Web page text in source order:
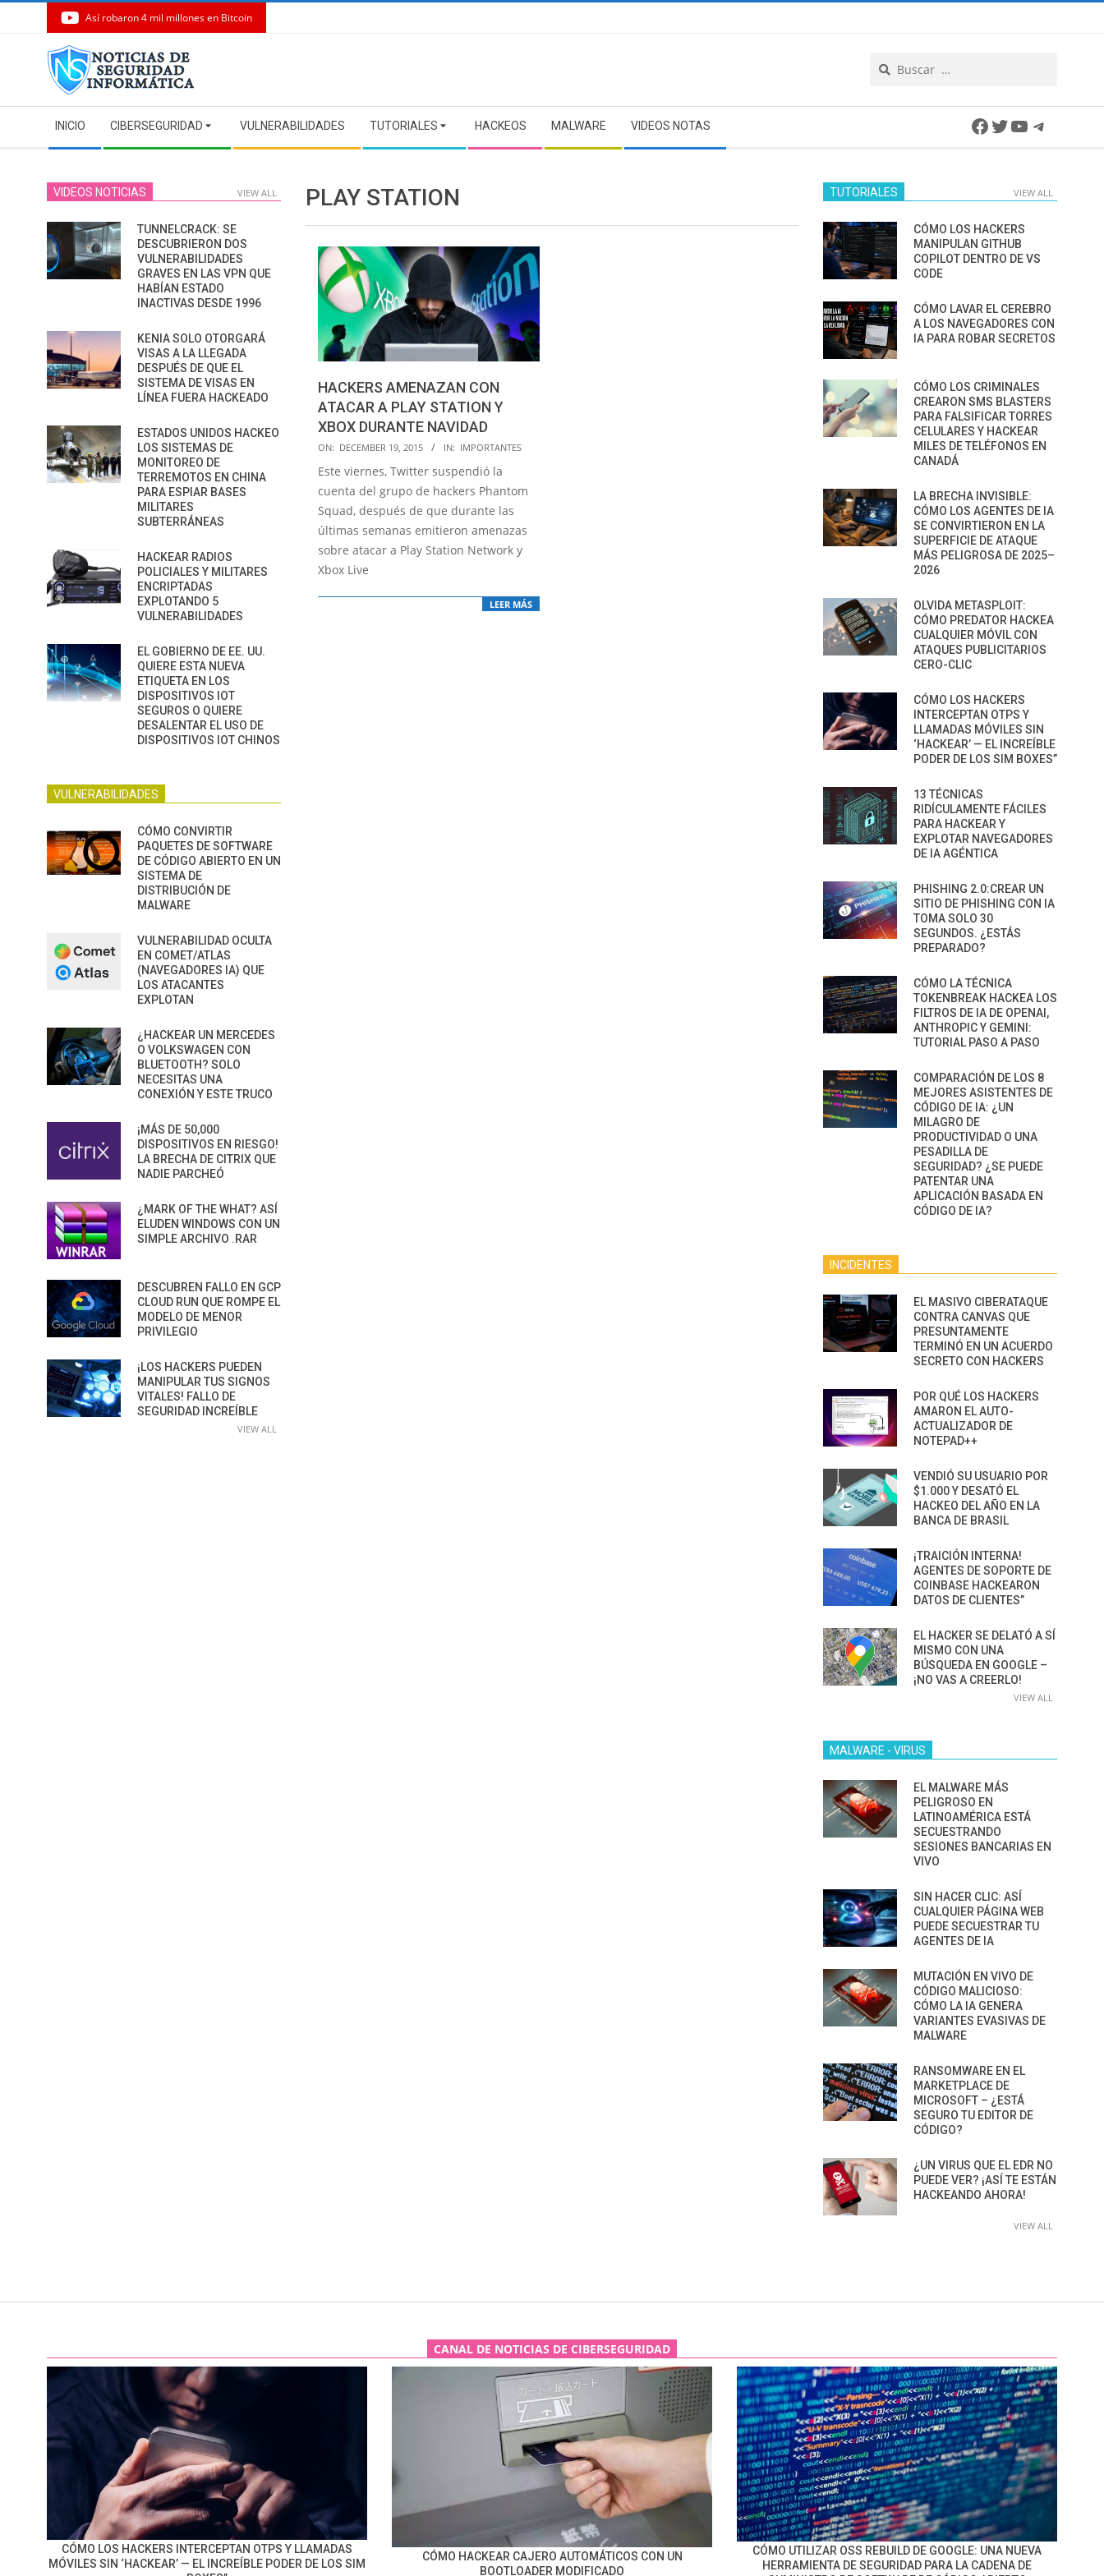
Así robaron 4 mil millones en Bitcoin
Navigation
Menu
INICIO CIBERSEGURIDAD VULNERABILIDADES TUTORIALES HACKEOS MALWARE VIDEOS NOTAS Facebook
Twitter
YouTube
PLAY STATION
HACKERS AMENAZAN CON
ATACAR A PLAY STATION Y
XBOX DURANTE NAVIDAD
2015-
12-
19
ON: DECEMBER 19, 2015 IN: IMPORTANTES
Este viernes, Twitter suspendió la
cuenta del grupo de hackers Phantom
Squad, después de que durante las
últimas semanas emitieron amenazas
sobre atacar a Play Station Network y
Xbox Live
LEER MÁS
VIDEOS NOTICIAS VIEW ALL
TUNNELCRACK: SE
DESCUBRIERON DOS
VULNERABILIDADES
GRAVES EN LAS VPN QUE
HABÍAN ESTADO
INACTIVAS DESDE 1996
KENIA SOLO OTORGARÁ
VISAS A LA LLEGADA
DESPUÉS DE QUE EL
SISTEMA DE VISAS EN
LÍNEA FUERA HACKEADO
ESTADOS UNIDOS HACKEO
LOS SISTEMAS DE
MONITOREO DE
TERREMOTOS EN CHINA
PARA ESPIAR BASES
MILITARES
SUBTERRÁNEAS
HACKEAR RADIOS
POLICIALES Y MILITARES
ENCRIPTADAS
EXPLOTANDO 5
VULNERABILIDADES
EL GOBIERNO DE EE. UU.
QUIERE ESTA NUEVA
ETIQUETA EN LOS
DISPOSITIVOS IOT
SEGUROS O QUIERE
DESALENTAR EL USO DE
DISPOSITIVOS IOT CHINOS
VULNERABILIDADES
CÓMO CONVIRTIR
PAQUETES DE SOFTWARE
DE CÓDIGO ABIERTO EN UN
SISTEMA DE
DISTRIBUCIÓN DE
MALWARE
VULNERABILIDAD OCULTA
EN COMET/ATLAS
(NAVEGADORES IA) QUE
LOS ATACANTES
EXPLOTAN
¿HACKEAR UN MERCEDES
O VOLKSWAGEN CON
BLUETOOTH? SOLO
NECESITAS UNA
CONEXIÓN Y ESTE TRUCO
¡MÁS DE 50,000
DISPOSITIVOS EN RIESGO!
LA BRECHA DE CITRIX QUE
NADIE PARCHEÓ
¿MARK OF THE WHAT? ASÍ
ELUDEN WINDOWS CON UN
SIMPLE ARCHIVO .RAR
DESCUBREN FALLO EN GCP
CLOUD RUN QUE ROMPE EL
MODELO DE MENOR
PRIVILEGIO
¡LOS HACKERS PUEDEN
MANIPULAR TUS SIGNOS
VITALES! FALLO DE
SEGURIDAD INCREÍBLE
VIEW ALL
TUTORIALES VIEW ALL
CÓMO LOS HACKERS
MANIPULAN GITHUB
COPILOT DENTRO DE VS
CODE
CÓMO LAVAR EL CEREBRO
A LOS NAVEGADORES CON
IA PARA ROBAR SECRETOS
CÓMO LOS CRIMINALES
CREARON SMS BLASTERS
PARA FALSIFICAR TORRES
CELULARES Y HACKEAR
MILES DE TELÉFONOS EN
CANADÁ
LA BRECHA INVISIBLE:
CÓMO LOS AGENTES DE IA
SE CONVIRTIERON EN LA
SUPERFICIE DE ATAQUE
MÁS PELIGROSA DE 2025–
2026
OLVIDA METASPLOIT:
CÓMO PREDATOR HACKEA
CUALQUIER MÓVIL CON
ATAQUES PUBLICITARIOS
CERO-CLIC
CÓMO LOS HACKERS
INTERCEPTAN OTPS Y
LLAMADAS MÓVILES SIN
‘HACKEAR’ — EL INCREÍBLE
PODER DE LOS SIM BOXES”
13 TÉCNICAS
RIDÍCULAMENTE FÁCILES
PARA HACKEAR Y
EXPLOTAR NAVEGADORES
DE IA AGÉNTICA
PHISHING 2.0:CREAR UN
SITIO DE PHISHING CON IA
TOMA SOLO 30
SEGUNDOS. ¿ESTÁS
PREPARADO?
CÓMO LA TÉCNICA
TOKENBREAK HACKEA LOS
FILTROS DE IA DE OPENAI,
ANTHROPIC Y GEMINI:
TUTORIAL PASO A PASO
COMPARACIÓN DE LOS 8
MEJORES ASISTENTES DE
CÓDIGO DE IA: ¿UN
MILAGRO DE
PRODUCTIVIDAD O UNA
PESADILLA DE
SEGURIDAD? ¿SE PUEDE
PATENTAR UNA
APLICACIÓN BASADA EN
CÓDIGO DE IA?
INCIDENTES
EL MASIVO CIBERATAQUE
CONTRA CANVAS QUE
PRESUNTAMENTE
TERMINÓ EN UN ACUERDO
SECRETO CON HACKERS
POR QUÉ LOS HACKERS
AMARON EL AUTO-
ACTUALIZADOR DE
NOTEPAD++
VENDIÓ SU USUARIO POR
$1.000 Y DESATÓ EL
HACKEO DEL AÑO EN LA
BANCA DE BRASIL
¡TRAICIÓN INTERNA!
AGENTES DE SOPORTE DE
COINBASE HACKEARON
DATOS DE CLIENTES”
EL HACKER SE DELATÓ A SÍ
MISMO CON UNA
BÚSQUEDA EN GOOGLE –
¡NO VAS A CREERLO!
VIEW ALL
MALWARE - VIRUS
EL MALWARE MÁS
PELIGROSO EN
LATINOAMÉRICA ESTÁ
SECUESTRANDO
SESIONES BANCARIAS EN
VIVO
SIN HACER CLIC: ASÍ
CUALQUIER PÁGINA WEB
PUEDE SECUESTRAR TU
AGENTES DE IA
MUTACIÓN EN VIVO DE
CÓDIGO MALICIOSO:
CÓMO LA IA GENERA
VARIANTES EVASIVAS DE
MALWARE
RANSOMWARE EN EL
MARKETPLACE DE
MICROSOFT – ¿ESTÁ
SEGURO TU EDITOR DE
CÓDIGO?
¿UN VIRUS QUE EL EDR NO
PUEDE VER? ¡ASÍ TE ESTÁN
HACKEANDO AHORA!
VIEW ALL
CANAL DE NOTICIAS DE CIBERSEGURIDAD
CÓMO LOS HACKERS INTERCEPTAN OTPS Y LLAMADAS
MÓVILES SIN ‘HACKEAR’ — EL INCREÍBLE PODER DE LOS SIM
CÓMO HACKEAR CAJERO AUTOMÁTICOS CON UN
BOOTLOADER MODIFICADO
CÓMO UTILIZAR OSS REBUILD DE GOOGLE: UNA NUEVA
HERRAMIENTA DE SEGURIDAD PARA LA CADENA DE